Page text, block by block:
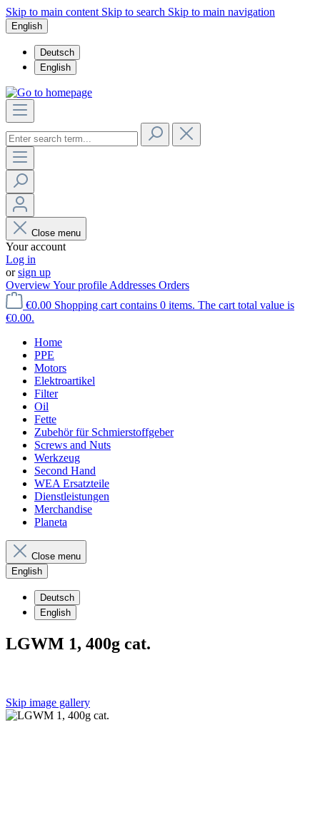
Skip to main content Skip to search Skip to main navigation
English
Deutsch
English
Close menu
Your account
Log in
orsign up
OverviewYour profile Addresses Orders
€0.00 Shopping cart contains 0 items. The cart total value is
€0.00.
Home
PPE
Motors
Elektroartikel
Filter
Oil
Fette
Zubehör für Schmierstoffgeber
Screws and Nuts
Werkzeug
Second Hand
WEA Ersatzteile
Dienstleistungen
Merchandise
Planeta
Close menu
English
Deutsch
English
LGWM 1, 400g cat.
Skip image gallery